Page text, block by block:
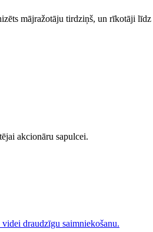
mājražotāju tirdziņš, un rīkotāji
akcionāru sapulcei.